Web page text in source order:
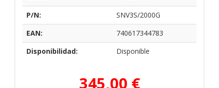
P/N:
SNV3S/2000G
EAN:
740617344783
Disponibilidad:
Disponible
345,00 €